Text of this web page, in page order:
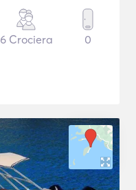
6 Crociera 0